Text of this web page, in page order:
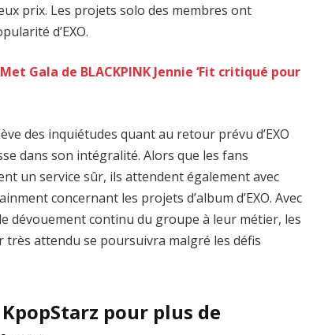
prix. Les projets solo des membres ont
d’EXO.
Gala de BLACKPINK Jennie ‘Fit critiqué pour
des inquiétudes quant au retour prévu d’EXO
dans son intégralité. Alors que les fans
un service sûr, ils attendent également avec
concernant les projets d’album d’EXO. Avec
dévouement continu du groupe à leur métier, les
très attendu se poursuivra malgré les défis
pour plus de